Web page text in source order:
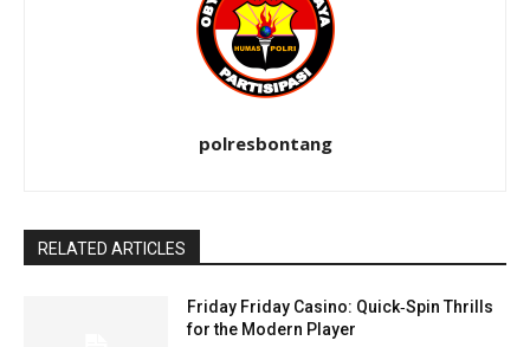
polresbontang
RELATED ARTICLES
Friday Friday Casino: Quick‑Spin Thrills
for the Modern Player